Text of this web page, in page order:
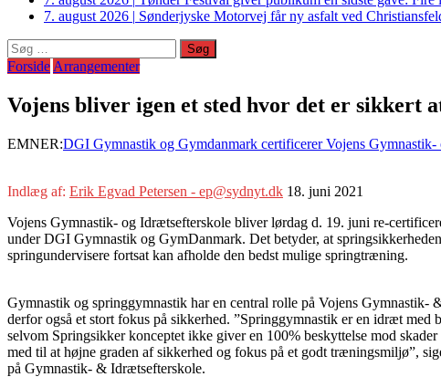
7. august 2026 | Sønderjyske Motorvej får ny asfalt ved
Søg
efter:
Forside Arrangementer
Vojens bliver igen et sted hvor det er sikkert
EMNER:DGI Gymnastik og Gymdanmark certificerer Vojens
Indlæg af: Erik Egvad Petersen - ep@sydnyt.dk 18. juni 2021
Vojens Gymnastik- og Idrætsefterskole bliver lørdag d. 19. juni re-
under DGI Gymnastik og GymDanmark. Det betyder, at
springundervisere fortsat kan afholde den bedst mulige springtræning.
Gymnastik og springgymnastik har en central rolle på Vojens Gymnastik-
derfor også et stort fokus på sikkerhed. ”Springgymnastik er en idræt med
selvom Springsikker konceptet ikke giver en 100% beskyttelse mod
med til at højne graden af sikkerhed og fokus på et godt træningsmiljø”,
på Gymnastik- & Idrætsefterskole.